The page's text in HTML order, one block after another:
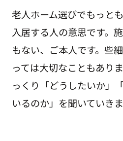
老人ホーム選びでもっと
入居する人の意思です。
もない、ご本人です。些
っては大切なこともあり
っくり「どうしたいか」
いるのか」を聞いていきま